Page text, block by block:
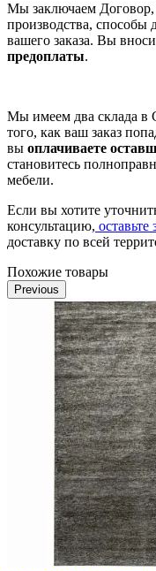
Мы заключаем
производства, способы
вашего заказа. Вы
предоплаты.
Мы имеем два склада в
того, как ваш заказ
вы оплачиваете
становитесь
мебели.
Если вы хотите
консультацию, оставьте
доставку по всей
Похожие товары
Previous